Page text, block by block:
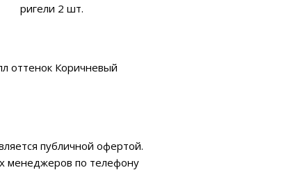
ригели 2 шт.
оттенок Коричневый
публичной офертой.
менеджеров по телефону